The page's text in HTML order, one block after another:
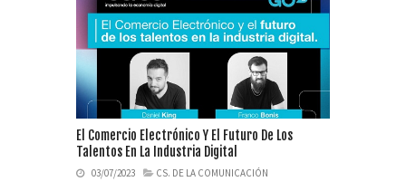
El Comercio Electrónico Y El Futuro De Los
Talentos En La Industria Digital
03/07/2023 CS. DE LA COMUNICACIÓN